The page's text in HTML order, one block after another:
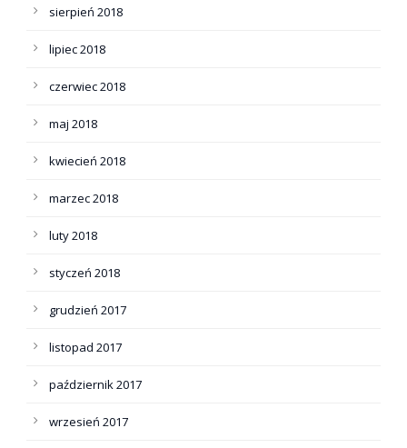
sierpień 2018
lipiec 2018
czerwiec 2018
maj 2018
kwiecień 2018
marzec 2018
luty 2018
styczeń 2018
grudzień 2017
listopad 2017
październik 2017
wrzesień 2017